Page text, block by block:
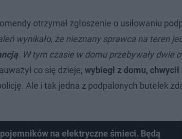
otrzymał zgłoszenie o usiłowaniu
wynikało, że nieznany sprawca na teren
. W tym czasie w domu przebywały dwie
co się dzieje, wybiegł z domu,
Ale i tak jedna z podpalonych butelek
na elektryczne śmieci. Będą